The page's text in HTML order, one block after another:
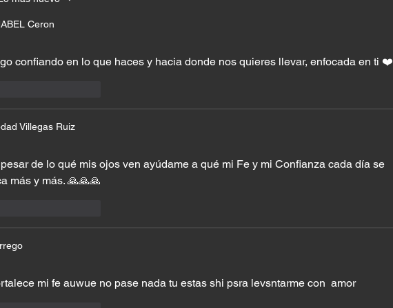
Ceron
confiando en lo que haces y hacia donde nos quieres llevar, enfocada en ti ❤️
Villegas Ruiz
de lo qué mis ojos ven ayúdame a qué mi Fe y mi Confianza cada día se
más y más. 🙏🙏🙏
mi fe auwue no pase nada tu estas shi psra levsntarme con  amor